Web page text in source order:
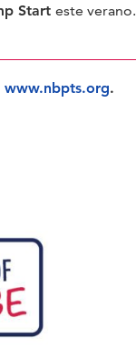
Start este verano.
www.nbpts.org.